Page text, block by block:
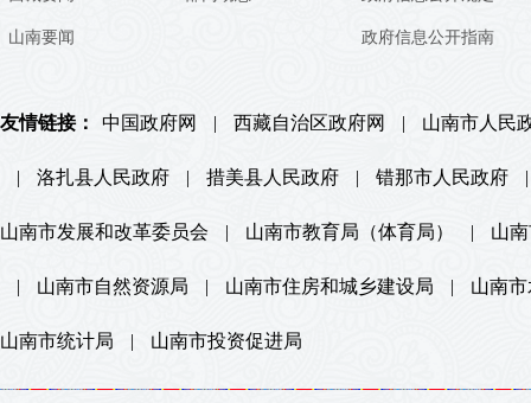
山南要闻 政府信息公开指南
友情链接： 中国政府网 | 西藏自治区政府网 | 山南市人民
| 洛扎县人民政府 | 措美县人民政府 | 错那市人民政府 |
山南市发展和改革委员会 | 山南市教育局（体育局） | 山
| 山南市自然资源局 | 山南市住房和城乡建设局 | 山南
山南市统计局 | 山南市投资促进局